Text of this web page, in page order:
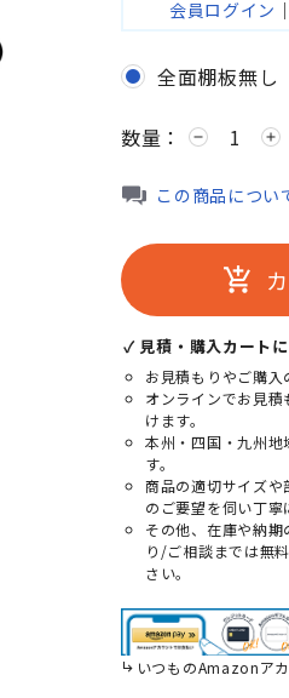
会員ログイン ｜
全面棚板無し
数量： remove add
この商品につい
add_shopping_cart
✓ 見積・購入カート
お見積もりやご購入
オンラインでお見
けます。
本州・四国・九州地
す。
商品の適切サイズや
のご要望を伺い丁寧
その他、在庫や納期
り/ご相談までは無
さい。
いつものAmazonア